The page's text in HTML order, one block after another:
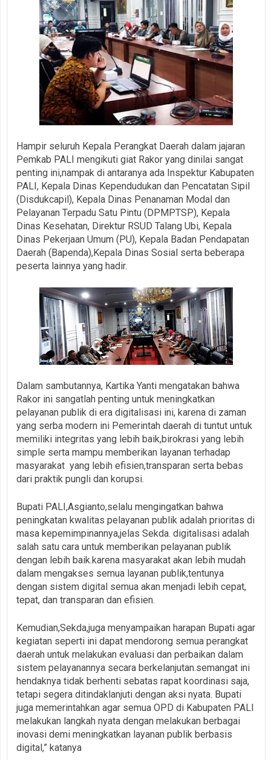
Hampir seluruh Kepala Perangkat Daerah dalam jajaran
Pemkab PALI mengikuti giat Rakor yang dinilai sangat
penting ini,nampak di antaranya ada Inspektur Kabupaten
PALI, Kepala Dinas Kependudukan dan Pencatatan Sipil
(Disdukcapil), Kepala Dinas Penanaman Modal dan
Pelayanan Terpadu Satu Pintu (DPMPTSP), Kepala
Dinas Kesehatan, Direktur RSUD Talang Ubi, Kepala
Dinas Pekerjaan Umum (PU), Kepala Badan Pendapatan
Daerah (Bapenda),Kepala Dinas Sosial serta beberapa
peserta lainnya yang hadir.
Dalam sambutannya, Kartika Yanti mengatakan bahwa
Rakor ini sangatlah penting untuk meningkatkan
pelayanan publik di era digitalisasi ini, karena di zaman
yang serba modern ini Pemerintah daerah di tuntut untuk
memiliki integritas yang lebih baik,birokrasi yang lebih
simple serta mampu memberikan layanan terhadap
masyarakat yang lebih efisien,transparan serta bebas
dari praktik pungli dan korupsi.
Bupati PALI,Asgianto,selalu mengingatkan bahwa
peningkatan kwalitas pelayanan publik adalah prioritas di
masa kepemimpinannya,jelas Sekda. digitalisasi adalah
salah satu cara untuk memberikan pelayanan publik
dengan lebih baik.karena masyarakat akan lebih mudah
dalam mengakses semua layanan publik,tentunya
dengan sistem digital semua akan menjadi lebih cepat,
tepat, dan transparan dan efisien.
Kemudian,Sekda,juga menyampaikan harapan Bupati agar
kegiatan seperti ini dapat mendorong semua perangkat
daerah untuk melakukan evaluasi dan perbaikan dalam
sistem pelayanannya secara berkelanjutan.semangat ini
hendaknya tidak berhenti sebatas rapat koordinasi saja,
tetapi segera ditindaklanjuti dengan aksi nyata. Bupati
juga memerintahkan agar semua OPD di Kabupaten PALI
melakukan langkah nyata dengan melakukan berbagai
inovasi demi meningkatkan layanan publik berbasis
digital,” katanya